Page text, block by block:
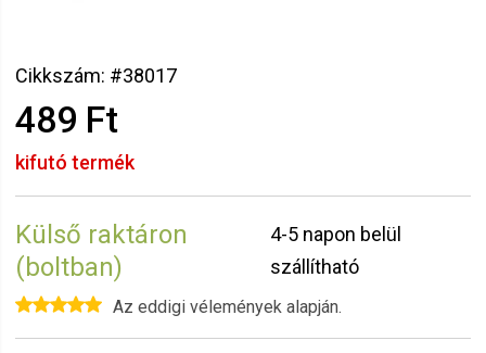
Cikkszám: #38017
489 Ft
kifutó termék
Külső raktáron
(boltban)
4-5 napon belül
szállítható
Az eddigi vélemények alapján.